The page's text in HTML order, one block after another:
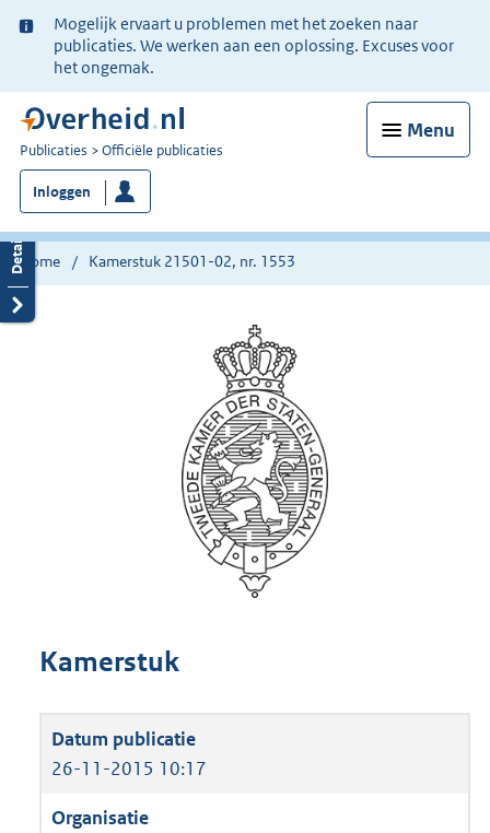
Ter
informatie:
Mogelijk ervaart u problemen met het zoeken naar
publicaties. We werken aan een oplossing. Excuses voor
het ongemak.
Menu
U
bent
nu
hier:
Publicaties Officiële publicaties
Inloggen
Home Kamerstuk 21501-02, nr. 1553
Kamerstuk
26-11-2015 10:17